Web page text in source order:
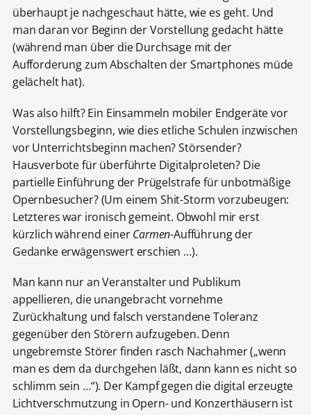
überhaupt je nachgeschaut hätte, wie es geht. Und
man daran vor Beginn der Vorstellung gedacht hätte
(während man über die Durchsage mit der
Aufforderung zum Abschalten der Smartphones müde
gelächelt hat).
Was also hilft? Ein Einsammeln mobiler Endgeräte vor
Vorstellungsbeginn, wie dies etliche Schulen inzwischen
vor Unterrichtsbeginn machen? Störsender?
Hausverbote für überführte Digitalproleten? Die
partielle Einführung der Prügelstrafe für unbotmäßige
Opernbesucher? (Um einem Shit-Storm vorzubeugen:
Letzteres war ironisch gemeint. Obwohl mir erst
kürzlich während einerCarmen-Aufführung der
Gedanke erwägenswert erschien …).
Man kann nur an Veranstalter und Publikum
appellieren, die unangebracht vornehme
Zurückhaltung und falsch verstandene Toleranz
gegenüber den Störern aufzugeben. Denn
ungebremste Störer finden rasch Nachahmer („wenn
man es dem da durchgehen läßt, dann kann es nicht so
schlimm sein …“). Der Kampf gegen die digital erzeugte
Lichtverschmutzung in Opern- und Konzerthäusern ist